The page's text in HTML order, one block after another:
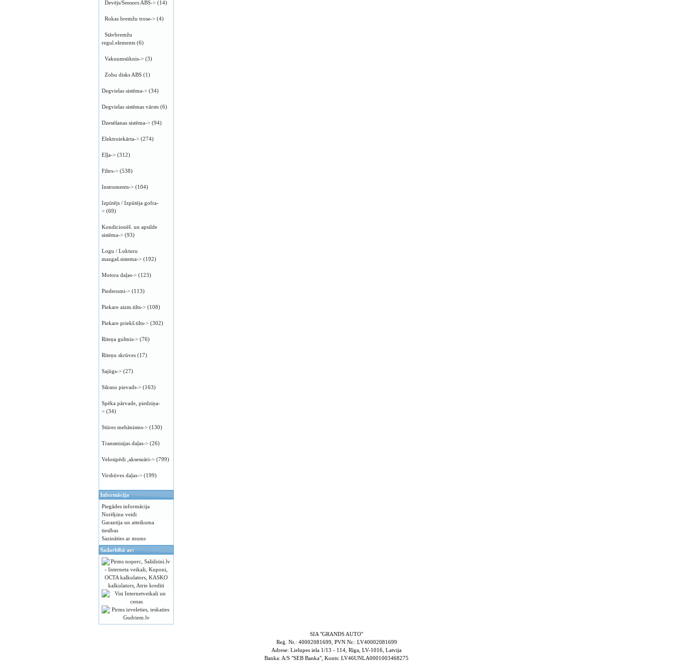
Devējs/Sensors ABS-> (14)
Rokas bremžu trose-> (4)
Stāvbremžu
regul.elements (6)
Vakuumsūknis-> (3)
Zobu disks ABS (1)
Degvielas sistēma-> (34)
Degvielas sistēmas vārsts (6)
Dzesēšanas sistēma-> (94)
Elektroiekārta-> (274)
Eļļa-> (312)
Filtrs-> (538)
Instruments-> (104)
Izpūtējs / Izpūtēja gofra-
> (69)
Kondicionēš. un apsilde
sistēma-> (93)
Logu / Lukturu
mazgaš.sistema-> (192)
Motora daļas-> (123)
Piederumi-> (113)
Piekare aizm.tilts-> (108)
Piekare priekš.tilts-> (302)
Riteņa gultnis-> (76)
Riteņu skrūves (17)
Sajūgs-> (27)
Siksnu pievads-> (163)
Spēka pārvade, piedziņa-
> (34)
Stūres mehānisms-> (130)
Transmisijas daļas-> (26)
Velosipēdi ,aksesuāri-> (799)
Virsbūves daļas-> (199)
Informācija
Piegādes informācija
Norēķinu veidi
Garantija un atteikuma
tiesības
Sazināties ar mums
Sadarbībā ar:
SIA "GRANDS AUTO"
Reģ. Nr.: 40002081699, PVN Nr.: LV40002081699
Adrese: Lielupes iela 1/13 - 114, Rīga, LV-1016, Latvija
Banka: A/S "SEB Banka", Konts: LV46UNLA0001003468275